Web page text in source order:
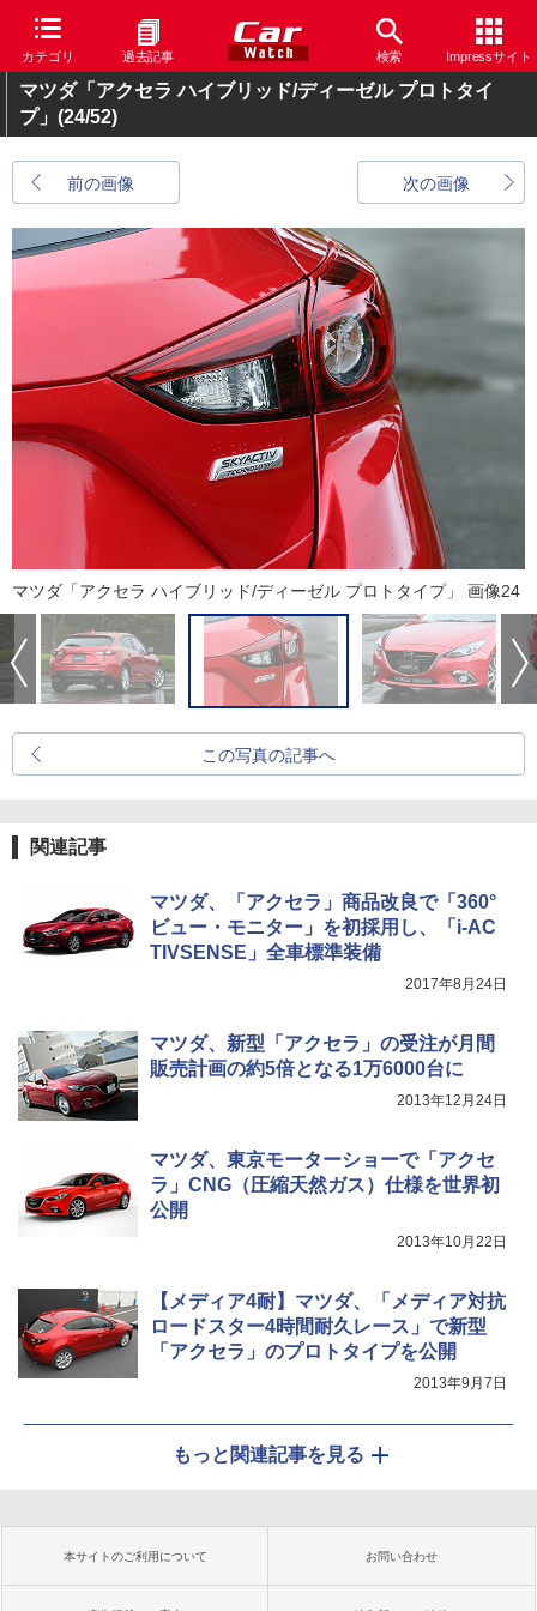
カテゴリ 過去記事 検索 Impressサイト
マツダ「アクセラ ハイブリッド/ディーゼル プロトタイ
プ」 (24/52)
前の画像 次の画像
マツダ「アクセラ ハイブリッド/ディーゼル プロトタイプ」 画像24
この写真の記事へ
関連記事
マツダ、「アクセラ」商品改良で「360°
ビュー・モニター」を初採用し、「i-AC
TIVSENSE」全車標準装備
2017年8月24日
マツダ、新型「アクセラ」の受注が月間
販売計画の約5倍となる1万6000台に
2013年12月24日
マツダ、東京モーターショーで「アクセ
ラ」CNG（圧縮天然ガス）仕様を世界初
公開
2013年10月22日
【メディア4耐】マツダ、「メディア対抗
ロードスター4時間耐久レース」で新型
「アクセラ」のプロトタイプを公開
2013年9月7日
もっと関連記事を見る
本サイトのご利用について お問い合わせ